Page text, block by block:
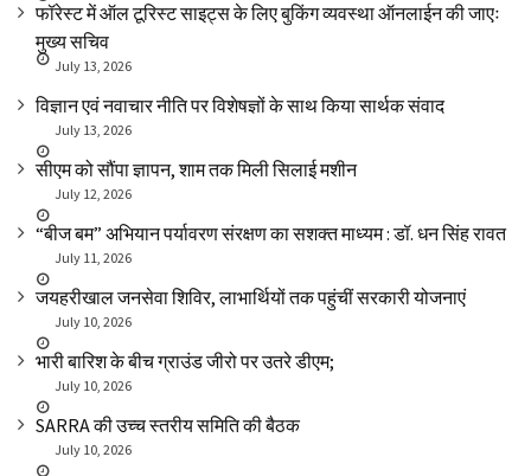
फॉरेस्ट में ऑल टूरिस्ट साइट्स के लिए बुकिंग व्यवस्था ऑनलाईन की जाएः
मुख्य सचिव
July 13, 2026
विज्ञान एवं नवाचार नीति पर विशेषज्ञों के साथ किया सार्थक संवाद
July 13, 2026
सीएम को सौंपा ज्ञापन, शाम तक मिली सिलाई मशीन
July 12, 2026
“बीज बम” अभियान पर्यावरण संरक्षण का सशक्त माध्यम : डॉ. धन सिंह रावत
July 11, 2026
जयहरीखाल जनसेवा शिविर, लाभार्थियों तक पहुंचीं सरकारी योजनाएं
July 10, 2026
भारी बारिश के बीच ग्राउंड जीरो पर उतरे डीएम;
July 10, 2026
SARRA की उच्च स्तरीय समिति की बैठक
July 10, 2026